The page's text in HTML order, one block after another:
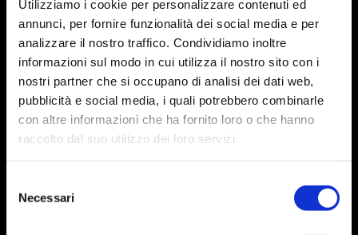
Utilizziamo i cookie per personalizzare contenuti ed
annunci, per fornire funzionalità dei social media e per
analizzare il nostro traffico. Condividiamo inoltre
informazioni sul modo in cui utilizza il nostro sito con i
nostri partner che si occupano di analisi dei dati web,
pubblicità e social media, i quali potrebbero combinarle
con altre informazioni che ha fornito loro o che hanno
raccolto dal suo utilizzo dei loro servizi.
delNecessari